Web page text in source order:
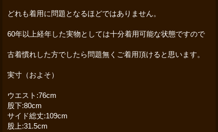
どれも着用に問題となるほどではありません。
60年以上経年した実物としては十分着用可能な状態ですので
古着慣れした方でしたら問題無くご着用頂けると思います。
実寸（およそ）
ウエスト:76cm
股下:80cm
サイド総丈:109cm
股上:31.5cm